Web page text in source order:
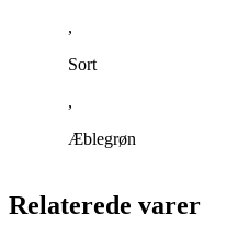
,
Sort
,
Æblegrøn
Relaterede varer